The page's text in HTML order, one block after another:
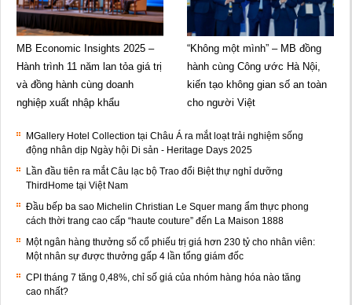
MB Economic Insights 2025 –
Hành trình 11 năm lan tỏa giá trị
và đồng hành cùng doanh
nghiệp xuất nhập khẩu
“Không một mình” – MB đồng
hành cùng Công ước Hà Nội,
kiến tạo không gian số an toàn
cho người Việt
MGallery Hotel Collection tại Châu Á ra mắt loạt trải nghiệm sống
động nhân dịp Ngày hội Di sản - Heritage Days 2025
Lần đầu tiên ra mắt Câu lạc bộ Trao đổi Biệt thự nghỉ dưỡng
ThirdHome tại Việt Nam
Đầu bếp ba sao Michelin Christian Le Squer mang ẩm thực phong
cách thời trang cao cấp “haute couture” đến La Maison 1888
Một ngân hàng thưởng số cổ phiếu trị giá hơn 230 tỷ cho nhân viên:
Một nhân sự được thưởng gấp 4 lần tổng giám đốc
CPI tháng 7 tăng 0,48%, chỉ số giá của nhóm hàng hóa nào tăng
cao nhất?